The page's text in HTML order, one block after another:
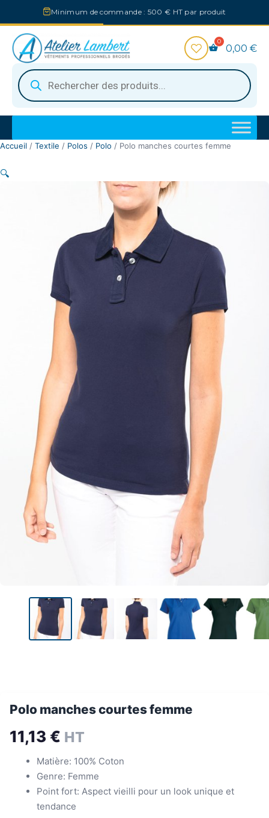
au
contenu
Minimum de commande : 500 € HT par produit
Recherche
de
produits
0,00 €
Accueil / Textile / Polos / Polo / Polo manches courtes femme
🔍
Polo manches courtes femme
11,13 € HT
Matière: 100% Coton
Genre: Femme
Point fort: Aspect vieilli pour un look unique et
tendance